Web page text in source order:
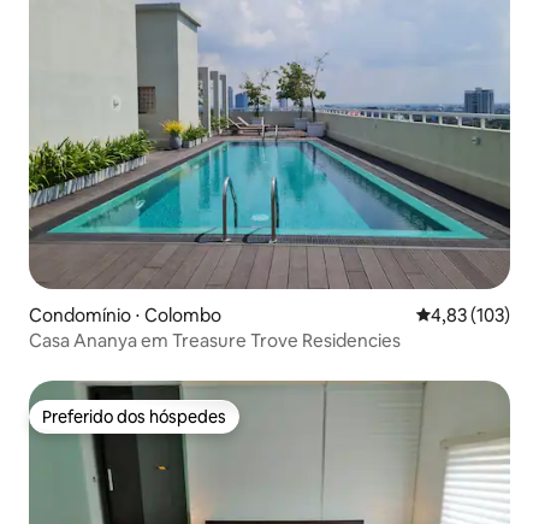
Condomínio ⋅ Colombo 4,83 de uma
4,83 (103)
Casa Ananya em Treasure Trove Residencies
Preferido dos hóspedes
Preferido dos hóspedes